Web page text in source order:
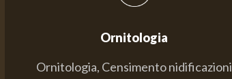
Ornitologia
Ornitologia, Censimento nidificazioni